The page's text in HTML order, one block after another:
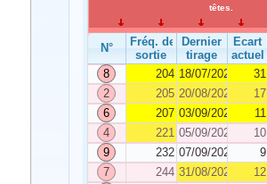
têtes.
N°
Fréq. de
sortie
Dernier
tirage
Ecart
actuel
8
204 18/07/2022 31
2
205 20/08/2022 17
6
207 03/09/2022 11
4
221 05/09/2022 10
9
232 07/09/2022 9
7
244 31/08/2022 12